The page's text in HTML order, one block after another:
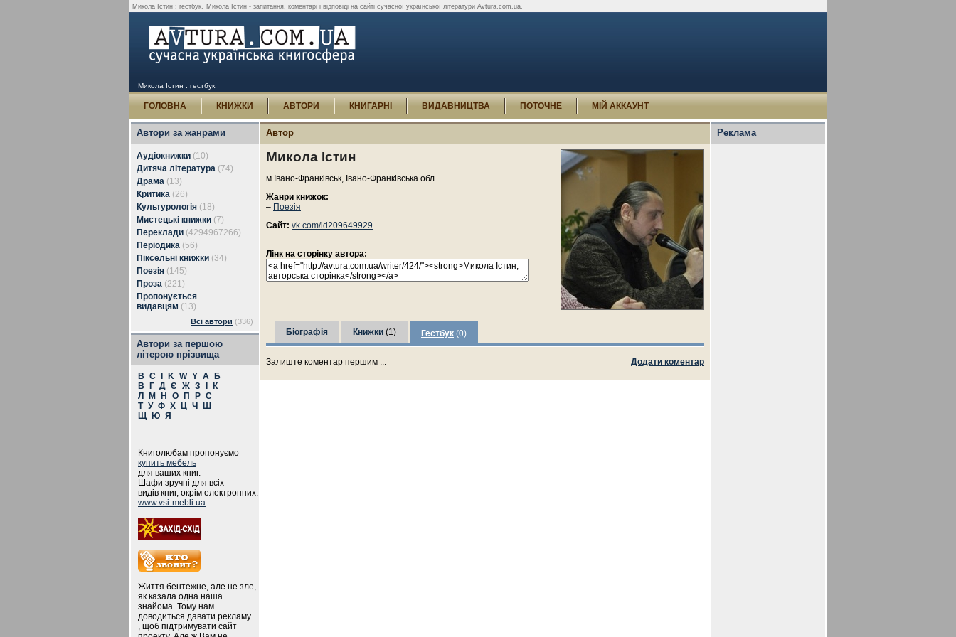
Микола Істин : гестбук. Микола Істин - запитання, коментарі і відповіді на сайті сучасної української літератури Avtura.com.ua.
Микола Істин : гестбук
ГОЛОВНА КНИЖКИ АВТОРИ КНИГАРНІ ВИДАВНИЦТВА ПОТОЧНЕ МІЙ АККАУНТ
Автори за жанрами
Аудіокнижки (10)
Дитяча література (74)
Драма (13)
Критика (26)
Культурологія (18)
Мистецькі книжки (7)
Переклади (4294967266)
Періодика (56)
Піксельні книжки (34)
Поезія (145)
Проза (221)
Пропонується
видавцям (13)
Всі автори (336)
Автори за першою
літерою прізвища
B C K W Y А
Б
В
Г Д Є Ж З
К
Л
М Н О П Р С
Т У Ф Х Ц Ч
Ш
Щ
Ю Я
Книголюбам пропонуємо
купить мебель
для ваших книг.
Шафи зручні для всіх
видів книг, окрім електронних.
www.vsi-mebli.ua
Життя бентежне, але не зле,
як казала одна наша
знайома. Тому нам
доводиться давати рекламу
, щоб підтримувати сайт
Автор
Микола Істин
м.Івано-Франківськ, Івано-Франківська обл.
Жанри книжок:
– Поезія
Сайт: vk.com/id209649929
Лінк на сторінку автора:
Біографія Книжки (1) Гестбук (0)
Додати коментар
Залиште коментар першим ...
Реклама